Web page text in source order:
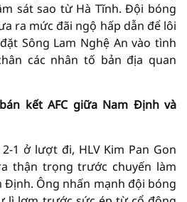
sát sao từ Hà Tĩnh. Đội bóng
ra mức đãi ngộ hấp dẫn để lôi
Sông Lam Nghệ An vào tình
các nhân tố bản địa quan
kết AFC giữa Nam Định và
1 ở lượt đi, HLV Kim Pan Gon
thận trọng trước chuyến làm
Định. Ông nhấn mạnh đội bóng